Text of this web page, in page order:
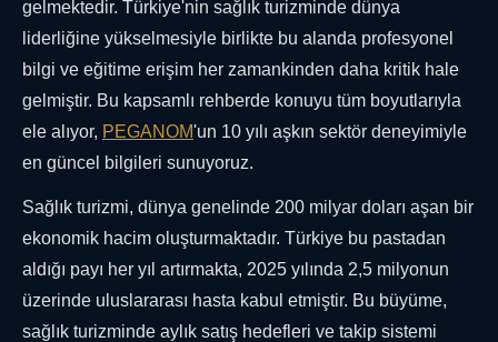
gelmektedir. Türkiye'nin sağlık turizminde dünya
liderliğine yükselmesiyle birlikte bu alanda profesyonel
bilgi ve eğitime erişim her zamankinden daha kritik hale
gelmiştir. Bu kapsamlı rehberde konuyu tüm boyutlarıyla
ele alıyor, PEGANOM'un 10 yılı aşkın sektör deneyimiyle
en güncel bilgileri sunuyoruz.
Sağlık turizmi, dünya genelinde 200 milyar doları aşan bir
ekonomik hacim oluşturmaktadır. Türkiye bu pastadan
aldığı payı her yıl artırmakta, 2025 yılında 2,5 milyonun
üzerinde uluslararası hasta kabul etmiştir. Bu büyüme,
sağlık turizminde aylık satış hedefleri ve takip sistemi